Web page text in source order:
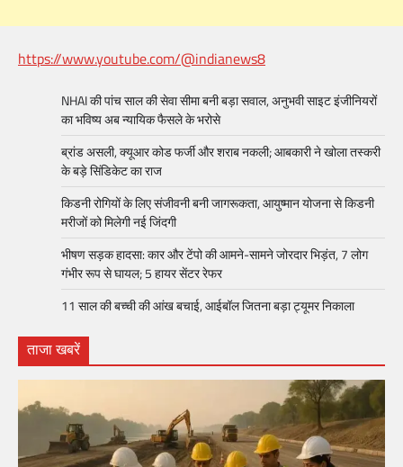
https://www.youtube.com/@indianews8
NHAI की पांच साल की सेवा सीमा बनी बड़ा सवाल, अनुभवी साइट इंजीनियरों
का भविष्य अब न्यायिक फैसले के भरोसे
ब्रांड असली, क्यूआर कोड फर्जी और शराब नकली; आबकारी ने खोला तस्करी
के बड़े सिंडिकेट का राज
किडनी रोगियों के लिए संजीवनी बनी जागरूकता, आयुष्मान योजना से किडनी
मरीजों को मिलेगी नई जिंदगी
भीषण सड़क हादसा: कार और टेंपो की आमने-सामने जोरदार भिड़ंत, 7 लोग
गंभीर रूप से घायल; 5 हायर सेंटर रेफर​
11 साल की बच्ची की आंख बचाई, आईबॉल जितना बड़ा ट्यूमर निकाला
ताजा खबरें